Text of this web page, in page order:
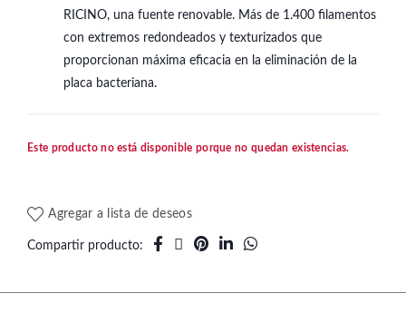
RICINO, una fuente renovable. Más de 1.400 filamentos
con extremos redondeados y texturizados que
proporcionan máxima eficacia en la eliminación de la
placa bacteriana.
Este producto no está disponible porque no quedan existencias.
Agregar a lista de deseos
Compartir producto